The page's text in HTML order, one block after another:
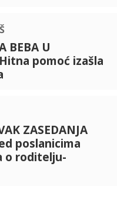
BEBA U
pomoć izašla
ZASEDANJA
poslanicima
o roditelju-